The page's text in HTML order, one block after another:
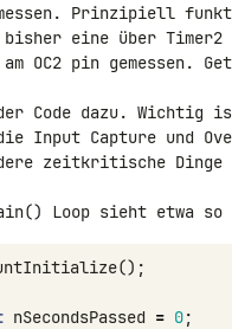
messen. Prinzipiell
eine über Timer2
am OC2 pin gemessen.
Code dazu. Wichtig
die Input Capture und
zeitkritische
Loop sieht etwa so
();
nSecondsPassed = 0;